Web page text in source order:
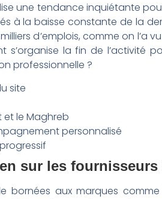
une tendance inquiétante
à la baisse constante de la
d’emplois, comme on l’a
la fin de l’activité
professionnelle ?
site
et le Maghreb
personnalisé
sur les
aux marques comme